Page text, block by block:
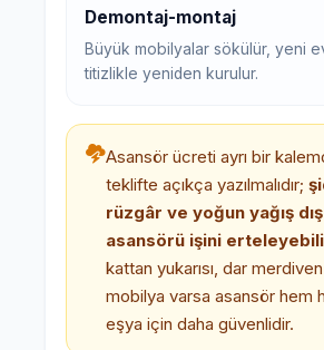
Demontaj-montaj
Büyük mobilyalar sökülür, yeni
titizlikle yeniden kurulur.
Asansör ücreti ayrı bir
teklifte açıkça yazılmalıdır;
rüzgâr ve yoğun yağış
asansörü işini
kattan yukarısı, dar
mobilya varsa asansör hem
eşya için daha güvenlidir.